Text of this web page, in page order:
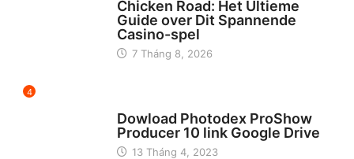
Chicken Road: Het Ultieme
Guide over Dit Spannende
Casino-spel
7 Tháng 8, 2026
4
Dowload Photodex ProShow
Producer 10 link Google Drive
13 Tháng 4, 2023